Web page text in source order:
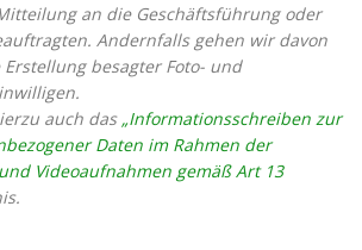
an die Geschäftsführung oder
Andernfalls gehen wir davon
besagter Foto- und
auch das „Informationsschreiben zur
Daten im Rahmen der
Videoaufnahmen gemäß Art 13